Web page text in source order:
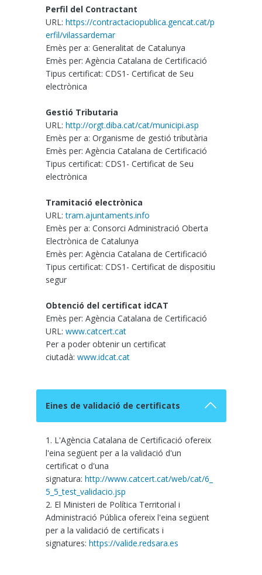
Perfil del Contractant
URL:https://contractaciopublica.gencat.cat/p
erfil/vilassardemar
Emès per a: Generalitat de Catalunya
Emès per: Agència Catalana de Certificació
Tipus certificat: CDS1- Certificat de Seu
electrònica
Gestió Tributaria
URL: http://orgt.diba.cat/cat/municipi.asp
Emès per a: Organisme de gestió tributària
Emès per: Agència Catalana de Certificació
Tipus certificat: CDS1- Certificat de Seu
electrònica
Tramitació electrònica
URL:tram.ajuntaments.info
Emès per a: Consorci Administració Oberta
Electrònica de Catalunya
Emès per: Agència Catalana de Certificació
Tipus certificat: CDS1- Certificat de dispositiu
segur
Obtenció del certificat idCAT
Emès per: Agència Catalana de Certificació
URL:www.catcert.cat
Per a poder obtenir un certificat
ciutadà:www.idcat.cat
Eines de validació de certificats
1. L'Agència Catalana de Certificació ofereix
l'eina següent per a la validació d'un
certificat o d'una
signatura:http://www.catcert.cat/web/cat/6_
5_5_test_validacio.jsp
2. El Ministeri de Política Territorial i
Administració Pública ofereix l'eina següent
per a la validació de certificats i
signatures:https://valide.redsara.es